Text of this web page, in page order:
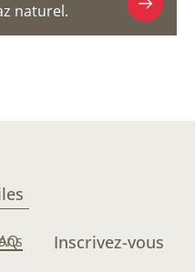
naturel.
Inscrivez-vous